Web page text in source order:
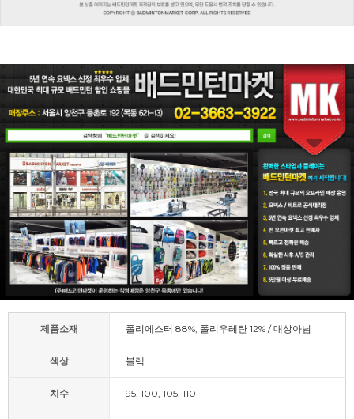
제품소재 폴리에스터 88%, 폴리우레탄 12% / 대상아님
색상 블랙
치수 95, 100, 105, 110